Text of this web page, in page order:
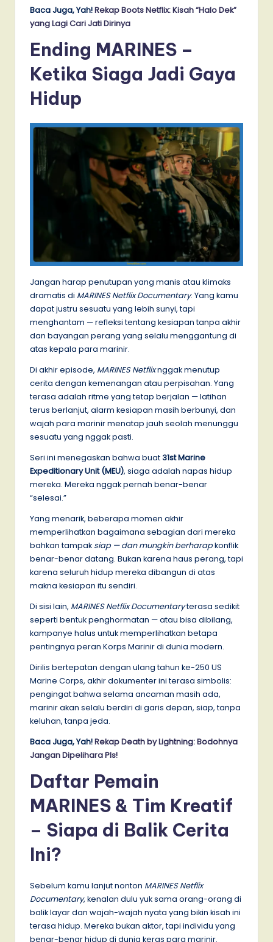
Baca Juga, Yah!Rekap Boots Netflix: Kisah “Halo Dek”
yang Lagi Cari Jati Dirinya
Ending MARINES –
Ketika Siaga Jadi Gaya
Hidup
Jangan harap penutupan yang manis atau klimaks
dramatis di MARINES Netflix Documentary. Yang kamu
dapat justru sesuatu yang lebih sunyi, tapi
menghantam — refleksi tentang kesiapan tanpa akhir
dan bayangan perang yang selalu menggantung di
atas kepala para marinir.
Di akhir episode, MARINES Netflixnggak menutup
cerita dengan kemenangan atau perpisahan. Yang
terasa adalah ritme yang tetap berjalan — latihan
terus berlanjut, alarm kesiapan masih berbunyi, dan
wajah para marinir menatap jauh seolah menunggu
sesuatu yang nggak pasti.
Seri ini menegaskan bahwa buat31st Marine
Expeditionary Unit (MEU), siaga adalah napas hidup
mereka. Mereka nggak pernah benar-benar
“selesai.”
Yang menarik, beberapa momen akhir
memperlihatkan bagaimana sebagian dari mereka
bahkan tampak siap — dan mungkin berharapkonflik
benar-benar datang. Bukan karena haus perang, tapi
karena seluruh hidup mereka dibangun di atas
makna kesiapan itu sendiri.
Di sisi lain, MARINES Netflix Documentaryterasa sedikit
seperti bentuk penghormatan — atau bisa dibilang,
kampanye halus untuk memperlihatkan betapa
pentingnya peran Korps Marinir di dunia modern.
Dirilis bertepatan dengan ulang tahun ke-250 US
Marine Corps, akhir dokumenter ini terasa simbolis:
pengingat bahwa selama ancaman masih ada,
marinir akan selalu berdiri di garis depan, siap, tanpa
keluhan, tanpa jeda.
Baca Juga, Yah!Rekap Death by Lightning: Bodohnya
Jangan Dipelihara Pls!
Daftar Pemain
MARINES & Tim Kreatif
– Siapa di Balik Cerita
Ini?
Sebelum kamu lanjut nonton MARINES Netflix
Documentary, kenalan dulu yuk sama orang-orang di
balik layar dan wajah-wajah nyata yang bikin kisah ini
terasa hidup. Mereka bukan aktor, tapi individu yang
benar-benar hidup di dunia keras para marinir.